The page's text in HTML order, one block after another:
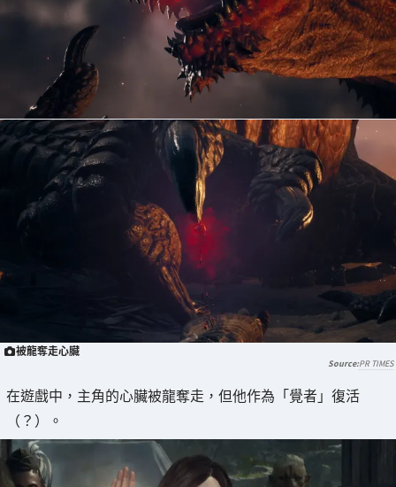
被龍奪走心臟
PR TIMES
在遊戲中，主角的心臟被龍奪走，但他作為「覺者」復活
（？）。